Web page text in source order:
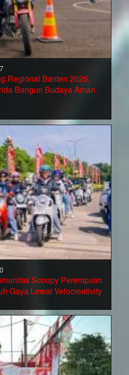
Regional Banten 2025,
Bangun Budaya Aman
Scoopy Perempuan
Gaya Lewat Velocreativity